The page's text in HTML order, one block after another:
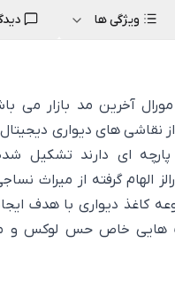
ویژگی ها
آخرین مد بازار می
نقاشی های دیواری
ای دارند تشکیل
الهام گرفته از میراث
کاغذ دیواری با هدف
هایی خاص حس لوکس و